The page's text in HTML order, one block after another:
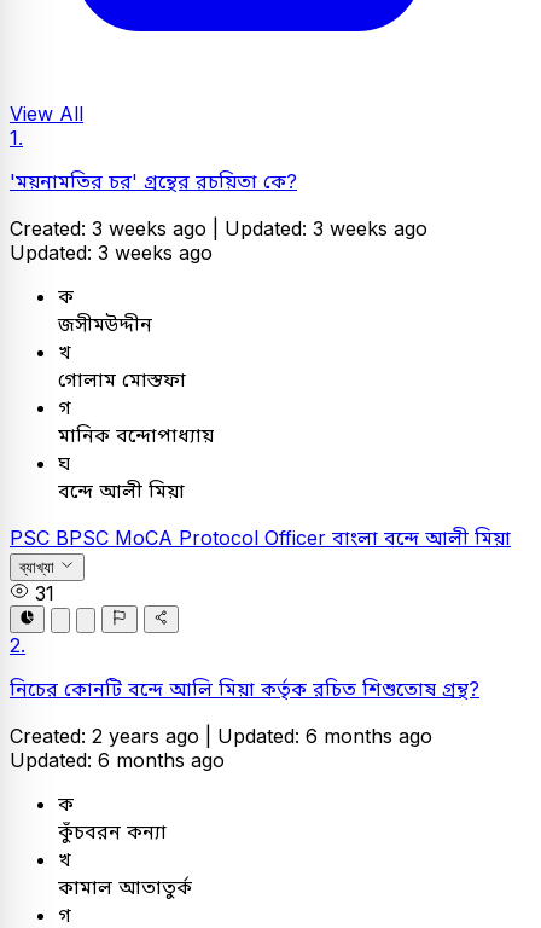
View All
1.
'ময়নামতির চর' গ্রন্থের রচয়িতা কে?
Created: 3 weeks ago | Updated: 3 weeks ago
Updated: 3 weeks ago
ক
জসীমউদ্দীন
খ
গোলাম মোস্তফা
গ
মানিক বন্দোপাধ্যায়
ঘ
বন্দে আলী মিয়া
PSC BPSC MoCA Protocol Officer বাংলা বন্দে আলী মিয়া
ব্যাখ্যা
31
2.
নিচের কোনটি বন্দে আলি মিয়া কর্তৃক রচিত শিশুতোষ গ্রন্থ?
Created: 2 years ago | Updated: 6 months ago
Updated: 6 months ago
ক
কুঁচবরন কন্যা
খ
কামাল আতাতুর্ক
গ